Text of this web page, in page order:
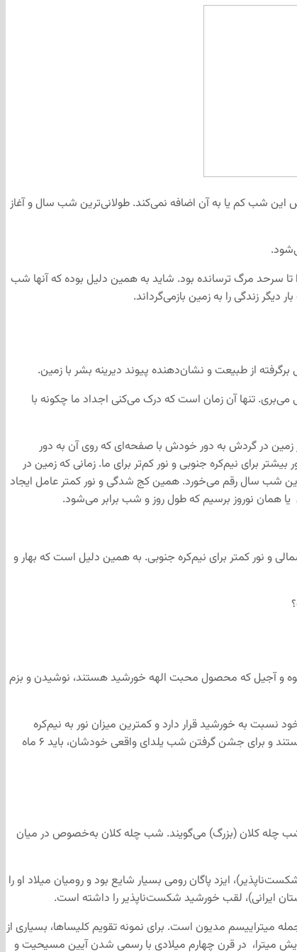
شب کم یا به آن اضافه نمی‌کند. طولانی‌ترین شب سال و آغاز
تا سرحد مرگ ترسانده بود. شاید به همین دلیل بوده که آنها شب
زندگی را به زمین بازمی‌گرداند.
از طبیعت و نشان‌دهنده پیوند دیرینه بشر با زمین.
می‌بری. تنها آن زمان است که درک می‌‌کنی اجداد ما چکونه با
در گردش به دور خودش با صفحه‌ای که روی آن به دور
برای نیم‌کره جنوبی و نور کم‌تر برای ما. زمانی که زمین در
شب سال رقم می‌خورد. همین کج شدگی و نور کمتر عامل ایجاد
همان نوروز برسیم که طول روز و شب برابر می‌شود.
و نور کمتر برای نیم‌کره جنوبی. به همین دلیل است که بهار و
و آجیل که محصول محبت الهه خورشید هستند، نوشیدن و بزم
این زمانی است که زمین در کج‌ترین حالت خود نسبت به خورشید قرار دارد و کمترین میزان نور به نیم‌کره
شمالی زمین تابیده می‌شود. اما همزمان ساکنان نیم‌کره جنوبی مثل ایرانی‌هایی که در استرالیا زندگی می‌کنند مشغول تجربه کردن «انقلاب تابستانی» هستند و برای جشن گرفتن شب یلدای واقعی خودشان، باید ۶ ماه
چله‌ کلان (بزرگ) می‌گویند. شب چله کلان به‌خصوص در میان
ایزد پاگان رومی بسیار شایع بود و رومیان میلاد او را
ایرانی)، لقب خورشید شکست‌ناپذیر را داشته است.
مدیون است. برای نمونه تقویم کلیساها، بسیاری از
میترا، در قرن چهارم میلادی با رسمی شدن آیین مسیحیت و